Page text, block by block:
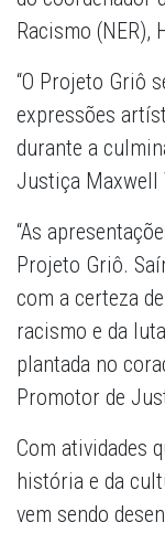
Racismo (NER),
“O Projeto Griô
expressões
durante a
Justiça Maxwell
“As
Projeto Griô.
com a certeza
racismo e da
plantada no
Promotor de
Com atividades
história e da
vem sendo